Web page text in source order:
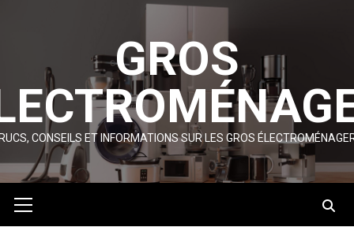
GROS
CONSEILS ET INFORMATIONS SUR LES GROS
Menu